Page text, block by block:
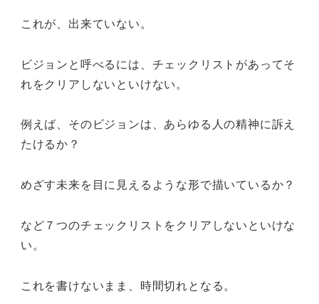
これが、出来ていない。
ビジョンと呼べるには、チェックリストがあってそ
れをクリアしないといけない。
例えば、そのビジョンは、あらゆる人の精神に訴え
たけるか？
めざす未来を目に見えるような形で描いているか？
など７つのチェックリストをクリアしないといけな
い。
これを書けないまま、時間切れとなる。